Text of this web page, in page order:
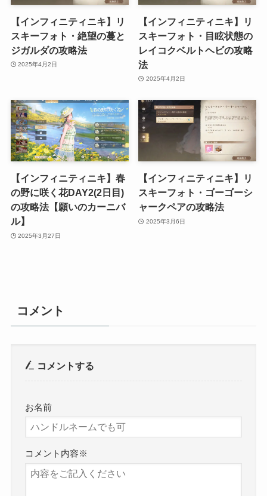
【インフィニティニキ】リ
スキーフォト・絶望の蔓と
ジガルダの攻略法
2025年4月2日
【インフィニティニキ】リ
スキーフォト・目眩状態の
レイコクベルトヘビの攻略
法
2025年4月2日
【インフィニティニキ】春
の野に咲く花DAY2(2日目)
の攻略法【願いのカーニバ
ル】
2025年3月27日
【インフィニティニキ】リ
スキーフォト・ゴーゴーシ
ャークペアの攻略法
2025年3月6日
コメント
コメントする
お名前
コメント内容※